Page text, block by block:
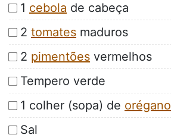
1 cebola de cabeça
2 tomates maduros
2 pimentões vermelhos
Tempero verde
1 colher (sopa) de orégano
Sal